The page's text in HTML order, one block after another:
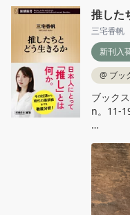
推した
三宅香帆
新刊入
@ ブッ
ブック
n。
私たち
を築い
流から
費社会
解く。